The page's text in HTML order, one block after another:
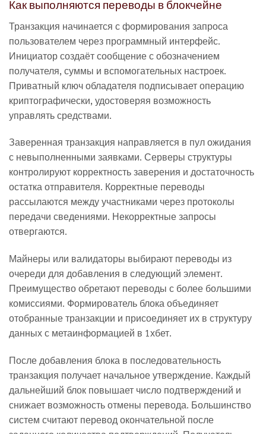
Как выполняются переводы в блокчейне
Транзакция начинается с формирования запроса
пользователем через программный интерфейс.
Инициатор создаёт сообщение с обозначением
получателя, суммы и вспомогательных настроек.
Приватный ключ обладателя подписывает операцию
криптографически, удостоверяя возможность
управлять средствами.
Заверенная транзакция направляется в пул ожидания
с невыполненными заявками. Серверы структуры
контролируют корректность заверения и достаточность
остатка отправителя. Корректные переводы
рассылаются между участниками через протоколы
передачи сведениями. Некорректные запросы
отвергаются.
Майнеры или валидаторы выбирают переводы из
очереди для добавления в следующий элемент.
Преимущество обретают переводы с более большими
комиссиями. Формирователь блока объединяет
отобранные транзакции и присоединяет их в структуру
данных с метаинформацией в 1хбет.
После добавления блока в последовательность
транзакция получает начальное утверждение. Каждый
дальнейший блок повышает число подтверждений и
снижает возможность отмены перевода. Большинство
систем считают перевод окончательной после